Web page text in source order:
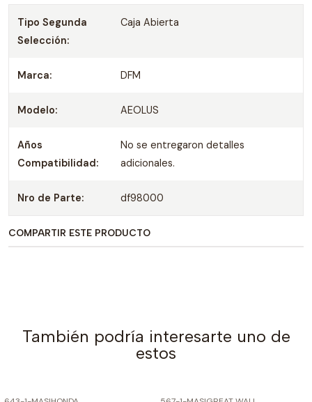
Tipo Segunda
Selección:
Caja Abierta
Marca: DFM
Modelo: AEOLUS
Años
Compatibilidad:
No se entregaron detalles
adicionales.
Nro de Parte: df98000
COMPARTIR ESTE PRODUCTO
También podría interesarte uno de
estos